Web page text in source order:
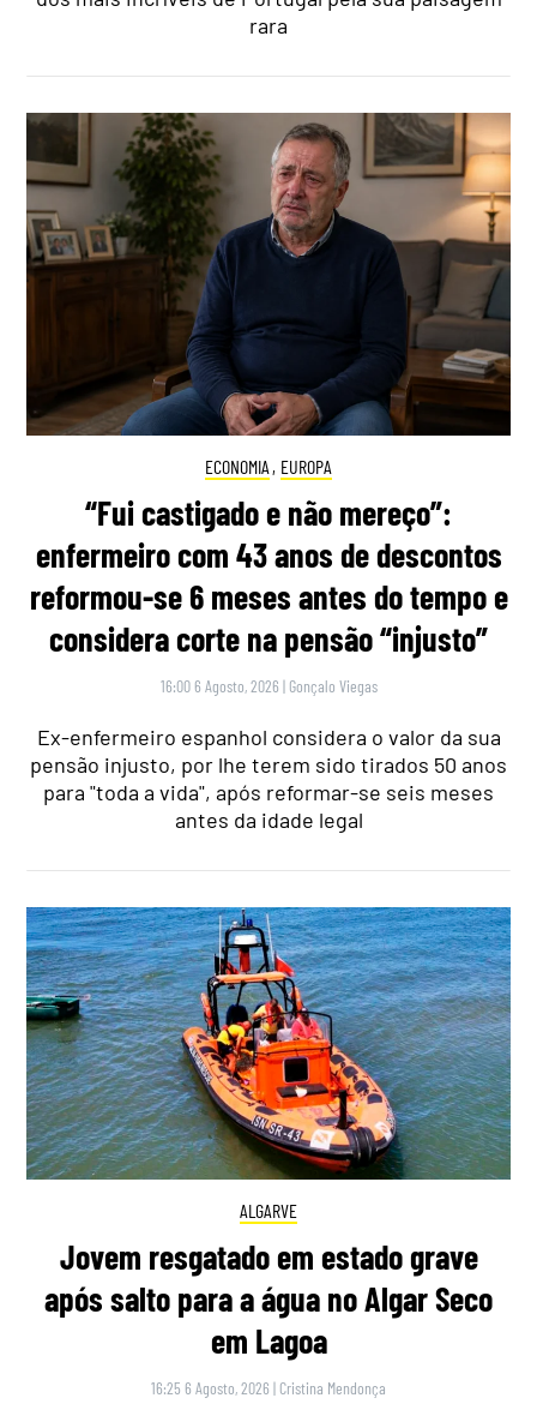
rara
ECONOMIA , EUROPA
“Fui castigado e não mereço”:
enfermeiro com 43 anos de descontos
reformou-se 6 meses antes do tempo e
considera corte na pensão “injusto”
16:00 6 Agosto, 2026 | Gonçalo Viegas
Ex-enfermeiro espanhol considera o valor da sua
pensão injusto, por lhe terem sido tirados 50 anos
para "toda a vida", após reformar-se seis meses
antes da idade legal
ALGARVE
Jovem resgatado em estado grave
após salto para a água no Algar Seco
em Lagoa
16:25 6 Agosto, 2026 | Cristina Mendonça